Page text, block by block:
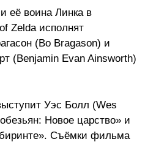
её воина Линка в
Zelda исполнят
(Bo Bragason) и
(Benjamin Evan Ainsworth)
Уэс Болл (Wes
Новое царство» и
Съёмки фильма